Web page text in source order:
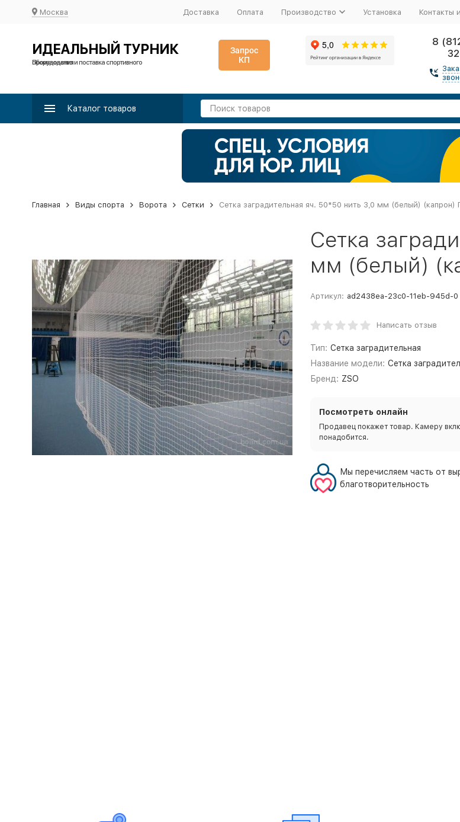
Москва Доставка Оплата Производство Установка Контакты
ИДЕАЛЬНЫЙ ТУРНИК
Производство и поставка спортивного оборудования
Запрос
КП
8
Каталог товаров
Главная Виды спорта Ворота Сетки Сетка заградительная яч. 50*50 нить 3,0 мм (белый) (капрон)
Сетка
мм (белый)
Артикул: ad2438ea-23c0-11eb-945d-0
Написать отзыв
Тип: Сетка заградительная
Название модели: Сетка
Бренд: ZSO
Посмотреть онлайн
Продавец покажет товар. Камеру
понадобится.
Мы перечисляем часть от
благотворительность